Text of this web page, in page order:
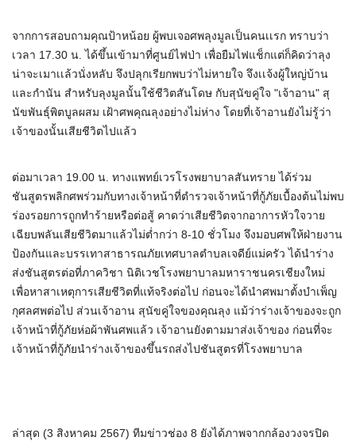
จากการสอบถามคุณป้าหน้อย ผู้พบเจอศพลุงมูลเป็นคนเเรก ทราบว่า
เวลา 17.30 น. ได้ขึ้นเข้ามาที่ศูนย์ไฟป่า เพื่อยืมไฟแช็กแต่ก็คิดว่าลุง
น่าจะเมาเเล้วนั่งหลับ จึงปลุกเรียกพบว่าไม่หายใจ จึงเเจ้งผู้ใหญ่บ้าน
และกำนัน สำหรับลุงมูลนั้นใช้ชีวิตสันโดษ กับสุนัขคู่ใจ "เจ้าอาน" สุ
นัขพันธุ์พิตบูลผสม เฝ้าศพคุณลุงอย่างไม่ห่าง โดยที่เจ้าอานยังไม่รู้ว่า
เจ้าของนั้นเสียชีวิตไปแล้ว
ต่อมาเวลา 19.00 น. ทางแพทย์เวรโรงพยาบาลสันทราย ได้ร่วม
ชันสูตรพลิกศพร่วมกับทางเจ้าหน้าที่ตำรวจเจ้าหน้าที่กู้ภัยเบื้องต้นไม่พบ
ร่องรอยการถูกทำร้ายหรือต่อสู้ คาดว่าเสียชีวิตจากอาการหัวใจวาย
เฉียบพลันเสียชีวิตมาแล้วไม่ต่ำกว่า 8-10 ชั่วโมง จึงมอบศพให้ฝ่ายงาน
ป้องกันและบรรเทาสาธารณภัยเทศบาลตำบลเจดีย์แม่ครัว ได้นำร่าง
ส่งชันสูตรต่อที่ภาควิชา นิติเวชโรงพยาบาลมหาราชนครเชียงใหม่
เพื่อหาสาเหตุการเสียชีวิตที่แท้จริงต่อไป ก่อนจะได้นำศพมาตั้งบำเพ็ญ
กุศลศพต่อไป ส่วนเจ้าอาน สุนัขคู่ใจของคุณลุง แม้ว่าร่างเจ้าของจะถูก
เจ้าหน้าที่กู้ภัยห่อผ้าพันศพแล้ว เจ้าอานยังตามมาส่งเจ้าของ ก่อนที่จะ
เจ้าหน้าที่กู้ภัยนำร่างเจ้าของขึ้นรถส่งไปชันสูตรที่โรงพยาบาล
ล่าสุด (3 สิงหาคม 2567) ทีมข่าวช่อง 8 ยังได้ภาพจากกล้องวงจรปิด